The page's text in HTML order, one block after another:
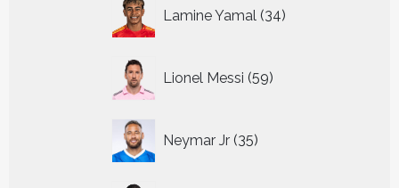
Lamine Yamal 34
producten
Lionel Messi 59
producten
Neymar Jr 35
producten